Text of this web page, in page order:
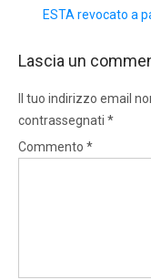
ESTA revocato a
Lascia un
Il tuo indirizzo email
contrassegnati *
Commento *